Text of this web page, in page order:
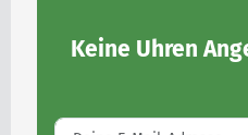
Keine Uhren